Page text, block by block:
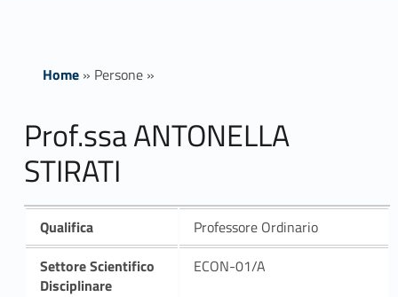
Home» Persone»
Prof.ssa ANTONELLA
STIRATI
Qualifica
Professore Ordinario
Settore Scientifico
Disciplinare
ECON-01/A